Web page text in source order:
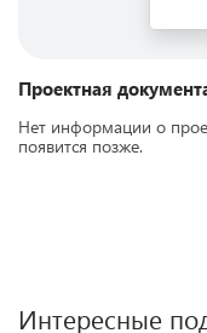
Проектная
Нет информации о
появится позже.
Интересные